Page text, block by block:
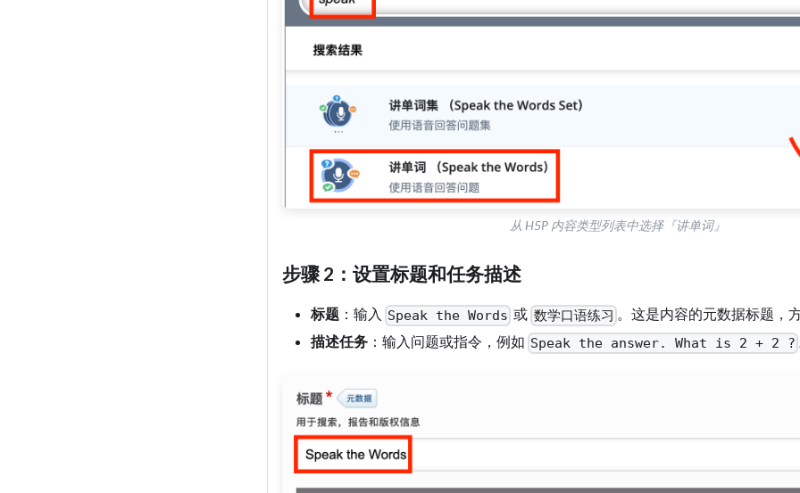
从 H5P 内容类型列表中选择『讲单词』
步骤 2：设置标题和任务描述
标题 ：输入 Speak the Words 或 数学口语练习 。这是内容的元数据标题，方
描述任务 ：输入问题或指令，例如 Speak the answer. What is 2 + 2 ?